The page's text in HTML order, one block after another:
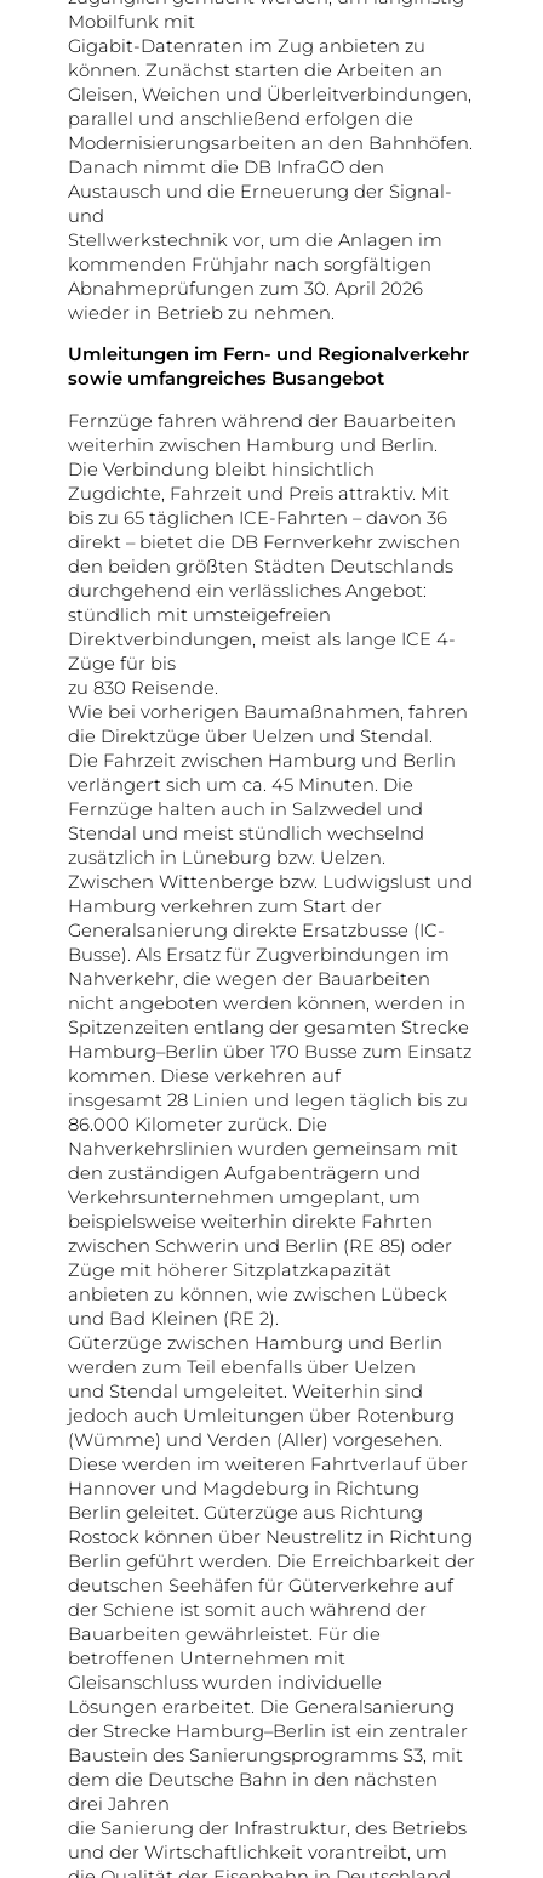
Mobilfunk mit
Gigabit-Datenraten im Zug anbieten zu
können. Zunächst starten die Arbeiten an
Gleisen, Weichen und Überleitverbindungen,
parallel und anschließend erfolgen die
Modernisierungsarbeiten an den Bahnhöfen.
Danach nimmt die DB InfraGO den
Austausch und die Erneuerung der Signal-
und
Stellwerkstechnik vor, um die Anlagen im
kommenden Frühjahr nach sorgfältigen
Abnahmeprüfungen zum 30. April 2026
wieder in Betrieb zu nehmen.
Umleitungen im Fern- und Regionalverkehr
sowie umfangreiches Busangebot
Fernzüge fahren während der Bauarbeiten
weiterhin zwischen Hamburg und Berlin.
Die Verbindung bleibt hinsichtlich
Zugdichte, Fahrzeit und Preis attraktiv. Mit
bis zu 65 täglichen ICE-Fahrten – davon 36
direkt – bietet die DB Fernverkehr zwischen
den beiden größten Städten Deutschlands
durchgehend ein verlässliches Angebot:
stündlich mit umsteigefreien
Direktverbindungen, meist als lange ICE 4-
Züge für bis
zu 830 Reisende.
Wie bei vorherigen Baumaßnahmen, fahren
die Direktzüge über Uelzen und Stendal.
Die Fahrzeit zwischen Hamburg und Berlin
verlängert sich um ca. 45 Minuten. Die
Fernzüge halten auch in Salzwedel und
Stendal und meist stündlich wechselnd
zusätzlich in Lüneburg bzw. Uelzen.
Zwischen Wittenberge bzw. Ludwigslust und
Hamburg verkehren zum Start der
Generalsanierung direkte Ersatzbusse (IC-
Busse). Als Ersatz für Zugverbindungen im
Nahverkehr, die wegen der Bauarbeiten
nicht angeboten werden können, werden in
Spitzenzeiten entlang der gesamten Strecke
Hamburg–Berlin über 170 Busse zum Einsatz
kommen. Diese verkehren auf
insgesamt 28 Linien und legen täglich bis zu
86.000 Kilometer zurück. Die
Nahverkehrslinien wurden gemeinsam mit
den zuständigen Aufgabenträgern und
Verkehrsunternehmen umgeplant, um
beispielsweise weiterhin direkte Fahrten
zwischen Schwerin und Berlin (RE 85) oder
Züge mit höherer Sitzplatzkapazität
anbieten zu können, wie zwischen Lübeck
und Bad Kleinen (RE 2).
Güterzüge zwischen Hamburg und Berlin
werden zum Teil ebenfalls über Uelzen
und Stendal umgeleitet. Weiterhin sind
jedoch auch Umleitungen über Rotenburg
(Wümme) und Verden (Aller) vorgesehen.
Diese werden im weiteren Fahrtverlauf über
Hannover und Magdeburg in Richtung
Berlin geleitet. Güterzüge aus Richtung
Rostock können über Neustrelitz in Richtung
Berlin geführt werden. Die Erreichbarkeit der
deutschen Seehäfen für Güterverkehre auf
der Schiene ist somit auch während der
Bauarbeiten gewährleistet. Für die
betroffenen Unternehmen mit
Gleisanschluss wurden individuelle
Lösungen erarbeitet. Die Generalsanierung
der Strecke Hamburg–Berlin ist ein zentraler
Baustein des Sanierungsprogramms S3, mit
dem die Deutsche Bahn in den nächsten
drei Jahren
die Sanierung der Infrastruktur, des Betriebs
und der Wirtschaftlichkeit vorantreibt, um